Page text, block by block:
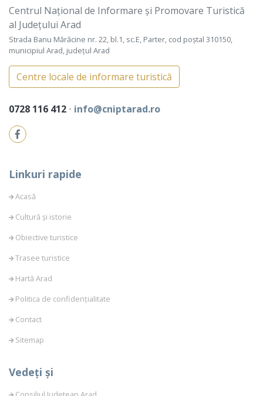
Centrul Național de Informare și Promovare Turistică
al Județului Arad
Strada Banu Mărăcine nr. 22, bl.1, sc.E, Parter, cod poștal 310150,
municipiul Arad, județul Arad
Centre locale de informare turistică
0728 116 412 ⋅ info@cniptarad.ro
Linkuri rapide
Acasă
Cultură și istorie
Obiective turistice
Trasee turistice
Hartă Arad
Politica de confidențialitate
Contact
Sitemap
Vedeți și